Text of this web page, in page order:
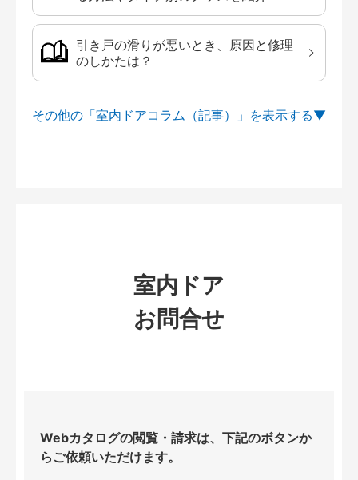
引き戸の滑りが悪いとき、原因と修理
のしかたは？
その他の「室内ドアコラム（記事）」を
室内ドア
お問合せ
Webカタログの閲覧・請求は、下記のボタンか
らご依頼いただけます。